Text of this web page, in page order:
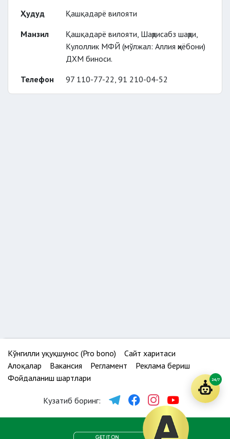
Ҳудуд
Қашқадарё вилояти
Манзил
Қашқадарё вилояти, Шаҳрисабз шаҳри,
Кулоллик МФЙ (мўлжал: Аллия ҳиёбони)
ДХМ биноси.
Телефон
97 110-77-22, 91 210-04-52
Кўнгилли ҳуқуқшунос (Pro bono)
Сайт харитаси
Алоқалар
Вакансия Регламент
Реклама бериш
Фойдаланиш шартлари
Кузатиб боринг:
24/7